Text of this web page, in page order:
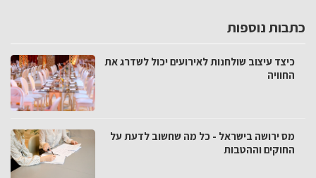
כתבות נוספות
כיצד עיצוב שולחנות לאירועים יכול לשדרג את
החוויה
מס ירושה בישראל - כל מה שחשוב לדעת על
החוקים וההטבות